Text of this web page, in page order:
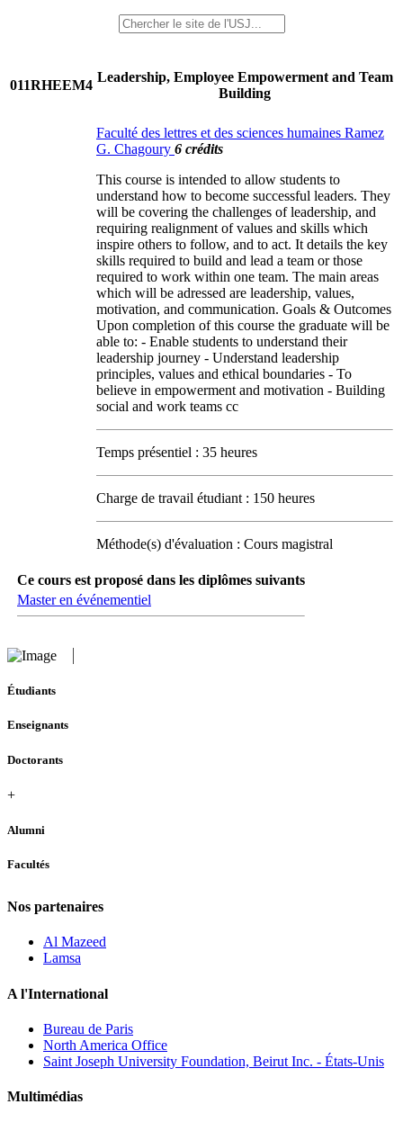
011RHEEM4
Leadership, Employee Empowerment and Team
Building
Faculté des lettres et des sciences humaines Ramez
G. Chagoury 6 crédits
This course is intended to allow students to
understand how to become successful leaders. They
will be covering the challenges of leadership, and
requiring realignment of values and skills which
inspire others to follow, and to act. It details the key
skills required to build and lead a team or those
required to work within one team. The main areas
which will be adressed are leadership, values,
motivation, and communication. Goals & Outcomes
Upon completion of this course the graduate will be
able to: - Enable students to understand their
leadership journey - Understand leadership
principles, values and ethical boundaries - To
believe in empowerment and motivation - Building
social and work teams cc
Temps présentiel : 35 heures
Charge de travail étudiant : 150 heures
Méthode(s) d'évaluation : Cours magistral
Ce cours est proposé dans les diplômes suivants
Master en événementiel
Étudiants
Enseignants
Doctorants
+
Alumni
Facultés
Nos partenaires
Al Mazeed
Lamsa
A l'International
Bureau de Paris
North America Office
Saint Joseph University Foundation, Beirut Inc. - États-Unis
Multimédias